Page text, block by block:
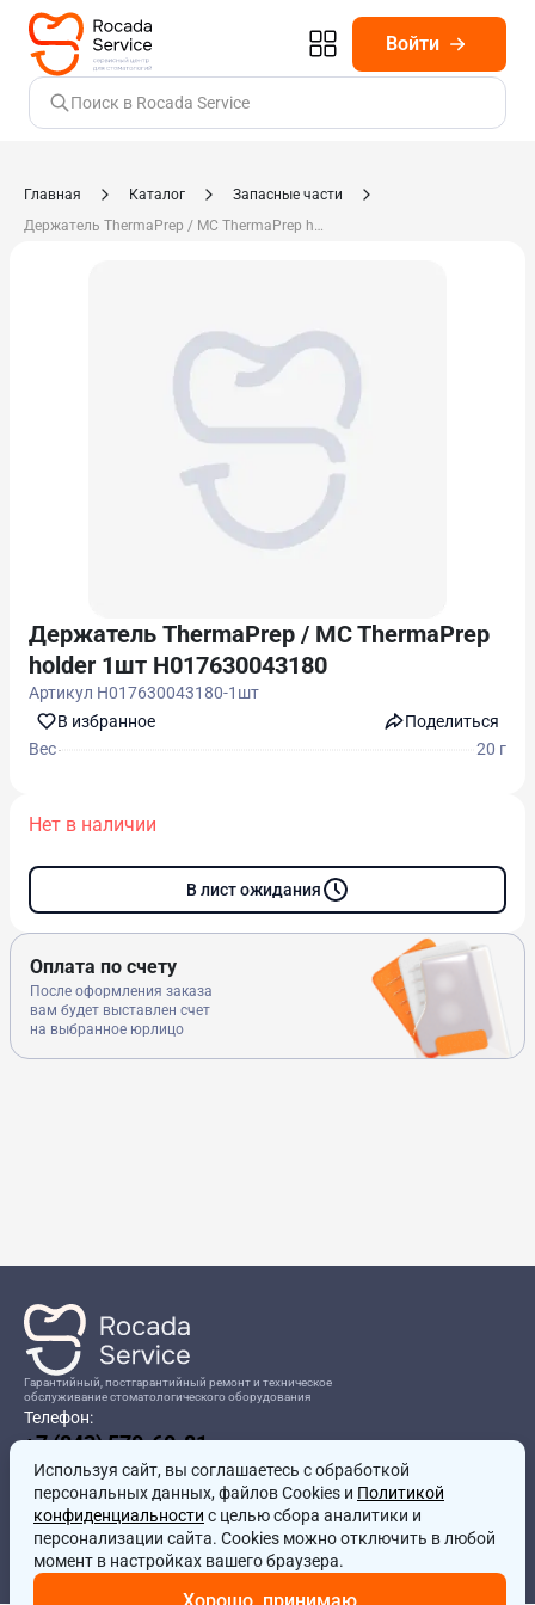
Войти
Поиск в Rocada Service
Главная Каталог
Запасные части
Держатель ThermaPrep / MC ThermaPrep holder 1шт H017630043180
Держатель ThermaPrep / MC ThermaPrep
holder 1шт H017630043180
Артикул H017630043180-1шт
В избранноe
Поделиться
Вес
20 г
Нет в наличии
В лист ожидания
Оплата по счету
После оформления заказа
вам будет выставлен счет
на выбранное юрлицо
Гарантийный, постгарантийный ремонт и техническое
обслуживание стоматологического оборудования
Телефон:
+7 (843) 570-60-81
Режим работы:8:00-17:00
Адрес:
г.Казань, ул.Проспект Победы, д.204в
Почта:
service@rocadamed.ru
Используя сайт, вы соглашаетесь с обработкой
персональных данных, файлов Cookies и Политикой
конфиденциальности с целью сбора аналитики и
персонализации сайта. Cookies можно отключить в любой
момент в настройках вашего браузера.